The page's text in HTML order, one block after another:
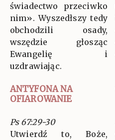
świadectwo przeciwko
nim». Wyszedłszy tedy
obchodzili osady,
wszędzie głosząc
Ewangelię i
uzdrawiając.
ANTYFONA NA
OFIAROWANIE
Ps 67:29-30
Utwierdź to, Boże,